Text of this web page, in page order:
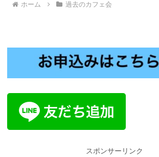
ホーム 過去のカフェ会
スポンサーリンク